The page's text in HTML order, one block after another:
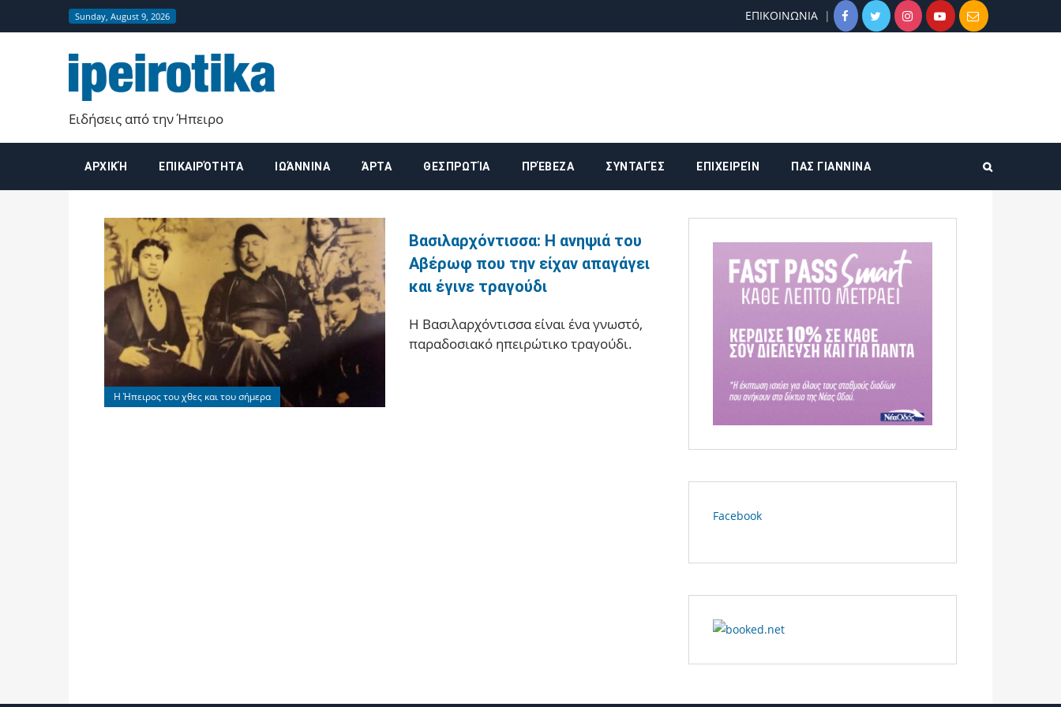
Sunday, August 9, 2026 ΕΠΙΚΟΙΝΩΝΙΑ
ipeirotika
Ειδήσεις από την Ήπειρο
ΑΡΧΙΚΉ ΕΠΙΚΑΙΡΌΤΗΤΑ ΙΩΆΝΝΙΝΑ ΆΡΤΑ ΘΕΣΠΡΩΤΊΑ ΠΡΈΒΕΖΑ ΣΥΝΤΑΓΈΣ ΕΠΙΧΕΙΡΕΊΝ ΠΑΣ ΓΙΑΝΝΙΝΑ
Η Ήπειρος του χθες και του σήμερα
Βασιλαρχόντισσα: Η ανηψιά του
Αβέρωφ που την είχαν απαγάγει
και έγινε τραγούδι
Η Βασιλαρχόντισσα είναι ένα γνωστό,
παραδοσιακό ηπειρώτικο τραγούδι.
Facebook